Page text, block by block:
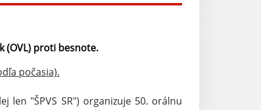
(OVL) proti besnote.
počasia).
len "ŠPVS SR") organizuje 50. orálnu